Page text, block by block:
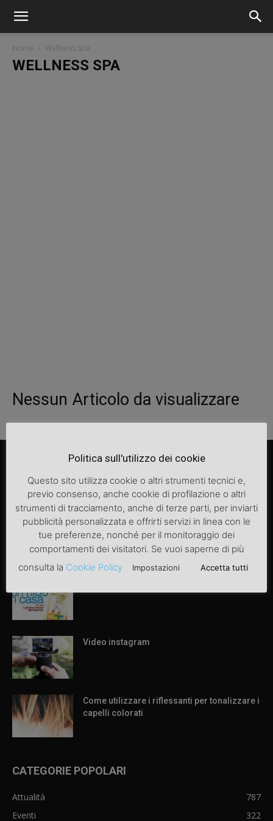
Home Wellness Spa
WELLNESS SPA
Nessun Articolo da visualizzare
ARTICOLI POPOLARI
Video instagram
Come utilizzare i riflessanti per tonalizzare i
capelli colorati
CATEGORIE POPOLARI
Attualità
787
Eventi
322
Politica sull'utilizzo dei cookie
Questo sito utilizza cookie o altri strumenti tecnici e,
previo consenso, anche cookie di profilazione o altri
strumenti di tracciamento, anche di terze parti, per inviarti
pubblicità personalizzata e offrirti servizi in linea con le
tue preferenze, nonché per il monitoraggio dei
comportamenti dei visitatori. Se vuoi saperne di più
consulta la Cookie Policy Impostazioni Accetta tutti